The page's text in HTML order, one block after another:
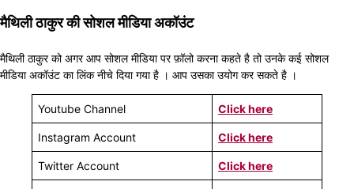
मैथिली ठाकुर की सोशल मीडिया अकॉउंट
मैथिली ठाकुर को अगर आप सोशल मीडिया पर फ़ॉलो करना कहते है तो उनके कई सोशल
मीडिया अकॉउंट का लिंक नीचे दिया गया है । आप उसका उयोग कर सकते है ।
Youtube Channel Click here
Instagram Account Click here
Twitter Account Click here